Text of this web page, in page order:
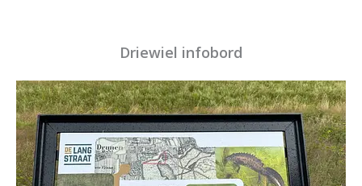
Driewiel infobord